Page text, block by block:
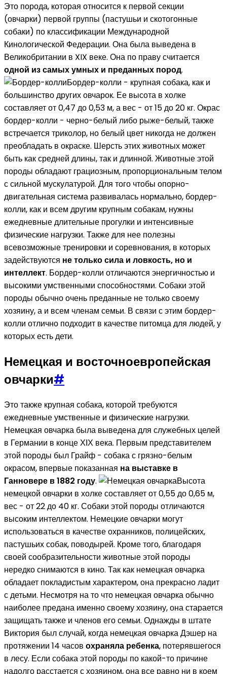
Это порода, которая относится к первой секции
(овчарки) первой группы (пастушьи и скотогонные
собаки) по классификации Международной
Кинологической Федерации. Она была выведена в
Великобритании в XIX веке. Она по праву считается
одной из самых умных и преданных пород.
Бордер-колли - крупная собака, как и
большинство других овчарок. Ее высота в холке
составляет от 0,47 до 0,53 м, а вес - от 15 до 20 кг. Окрас
бордер-колли - черно-белый либо рыже-белый, также
встречается триколор, но белый цвет никогда не должен
преобладать в окраске. Шерсть этих животных может
быть как средней длины, так и длинной. Животные этой
породы обладают грациозным, пропорциональным телом
с сильной мускулатурой. Для того чтобы опорно-
двигательная система развивалась нормально, бордер-
колли, как и всем другим крупным собакам, нужны
ежедневные длительные прогулки и интенсивные
физические нагрузки. Также для нее полезны
всевозможные тренировки и соревнования, в которых
задействуются не только сила и ловкость, но и
интеллект. Бордер-колли отличаются энергичностью и
высокими умственными способностями. Собаки этой
породы обычно очень преданные не только своему
хозяину, а и всем членам семьи. В связи с этим бордер-
колли отлично подходит в качестве питомца для людей, у
которых есть дети.
Немецкая и восточноевропейская
овчарки#
Это также крупная собака, которой требуются
ежедневные умственные и физические нагрузки.
Немецкая овчарка была выведена для служебных целей
в Германии в конце ХІХ века. Первым представителем
этой породы был Грайф - собака с грязно-белым
окрасом, впервые показанная на выставке в
Ганновере в 1882 году.
Высота
немецкой овчарки в холке составляет от 0,55 до 0,65 м,
вес - от 22 до 40 кг. Собаки этой породы отличаются
высоким интеллектом. Немецкие овчарки могут
использоваться в качестве охранников, полицейских,
пастушьих собак, поводырей. Кроме того, благодаря
своей сообразительности животные этой породы
нередко снимаются в кино. Так как немецкая овчарка
обладает покладистым характером, она прекрасно ладит
с детьми. Несмотря на то что немецкая овчарка обычно
наиболее предана именно своему хозяину, она старается
защищать также и членов его семьи. Однажды в штате
Виктория был случай, когда немецкая овчарка Дэшер на
протяжении 14 часов охраняла ребенка, потерявшегося
в лесу. Если собака этой породы по какой-то причине
надолго расстается с хозяином, она все равно ни в коем